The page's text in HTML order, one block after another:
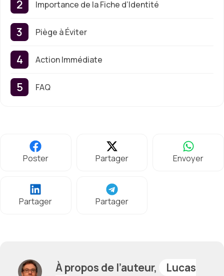
Importance de la Fiche d’Identité
Piège à Éviter
Action Immédiate
FAQ
Poster Partager Envoyer
Partager Partager
À propos de l’auteur,
Lucas